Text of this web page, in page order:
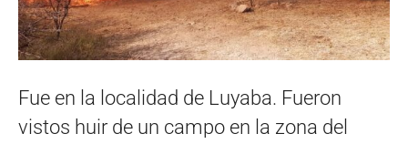
Fue en la localidad de Luyaba. Fueron
vistos huir de un campo en la zona del